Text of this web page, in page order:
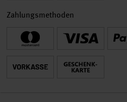
Zahlungsmethoden